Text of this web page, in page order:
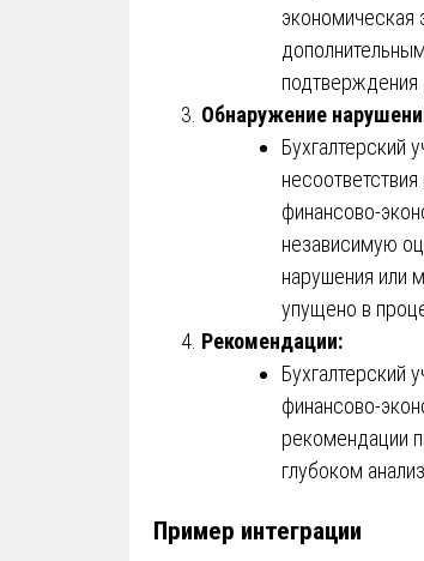
экономическая
подтверждения
Обнаружение
Бухгалтерский
финансово-
независимую
нарушения или
упущено в
Рекомендации:
Бухгалтерский
финансово-
рекомендации
глубоком
Пример интеграции